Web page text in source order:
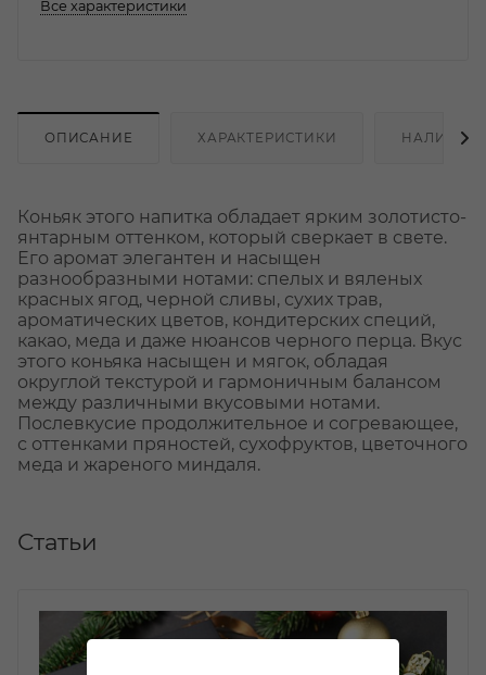
Все характеристики
ОПИСАНИЕ ХАРАКТЕРИСТИКИ НАЛИЧИЕ
Коньяк этого напитка обладает ярким золотисто-
янтарным оттенком, который сверкает в свете.
Его аромат элегантен и насыщен
разнообразными нотами: спелых и вяленых
красных ягод, черной сливы, сухих трав,
ароматических цветов, кондитерских специй,
какао, меда и даже нюансов черного перца. Вкус
этого коньяка насыщен и мягок, обладая
округлой текстурой и гармоничным балансом
между различными вкусовыми нотами.
Послевкусие продолжительное и согревающее,
с оттенками пряностей, сухофруктов, цветочного
меда и жареного миндаля.
Статьи